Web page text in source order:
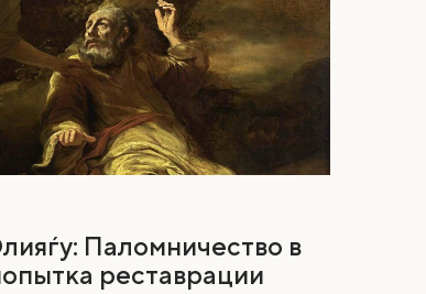
Паломничество в
реставрации